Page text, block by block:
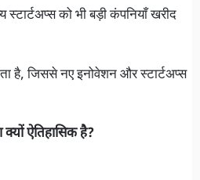
को भी बड़ी कंपनियाँ खरीद
है, जिससे नए इनोवेशन और स्टार्टअप्स
ऐतिहासिक है?